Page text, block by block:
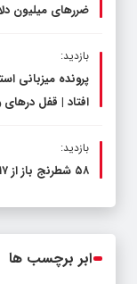
ضررهای میلیون
بازدید:
پرونده میزبانی
افتاد | قفل
بازدید:
۵۸ شطرنج‌ باز از ۱۷ استان در حال رقابت در گلمکان
ابر برچسب ها